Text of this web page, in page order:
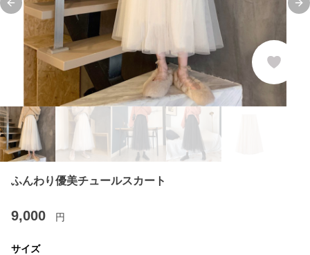
Previous slide
ふんわり優美チュールスカート
9,000 円
サイズ